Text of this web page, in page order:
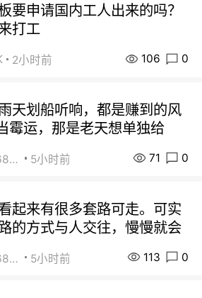
要申请国内工人出来的吗？
打工
2小时前 106 0
天划船听响，都是赚到的风
霉运，那是老天想单独给
街友49168527 5小时前 71 0
起来有很多套路可走。可实
的方式与人交往，慢慢就会
街友49168527 5小时前 113 0